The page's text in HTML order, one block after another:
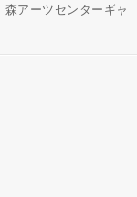
アーツセンターギャ